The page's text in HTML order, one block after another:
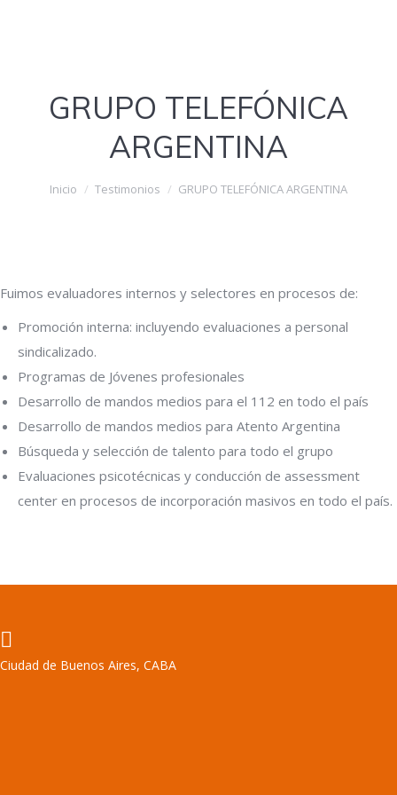
GRUPO TELEFÓNICA
ARGENTINA
Estás aquí:
Inicio Testimonios GRUPO TELEFÓNICA ARGENTINA
Fuimos evaluadores internos y selectores en procesos de:
Promoción interna: incluyendo evaluaciones a personal
sindicalizado.
Programas de Jóvenes profesionales
Desarrollo de mandos medios para el 112 en todo el país
Desarrollo de mandos medios para Atento Argentina
Búsqueda y selección de talento para todo el grupo
Evaluaciones psicotécnicas y conducción de assessment
center en procesos de incorporación masivos en todo el país.
Ciudad de Buenos Aires, CABA